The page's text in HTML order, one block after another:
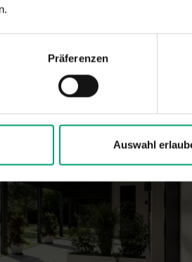
Präferenzen
Auswahl